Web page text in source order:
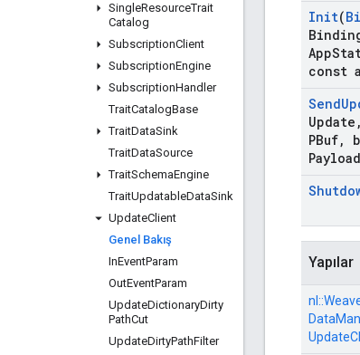
SingleResourceTrait
Catalog
SubscriptionClient
SubscriptionEngine
SubscriptionHandler
TraitCatalogBase
TraitDataSink
TraitDataSource
TraitSchemaEngine
TraitUpdatableDataSink
UpdateClient
Genel Bakış
InEventParam
OutEventParam
UpdateDictionaryDirty
PathCut
UpdateDirtyPathFilter
Init(
App
const a
Send
Update ,
PBuf,
Yapılar
nl::